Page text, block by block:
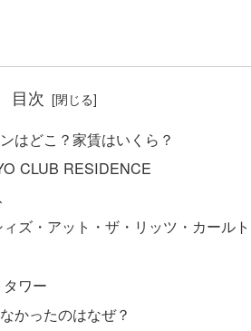
目次
はどこ？家賃はいくら？
CLUB RESIDENCE
ズ・アット・ザ・リッツ・カール
ワー
かったのはなぜ？